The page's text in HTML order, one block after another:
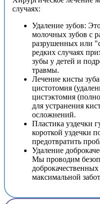
случаях:
Удаление зубов:
молочных зубов с
разрушенных или
редких случаях
зубы у детей и
травмы.
Лечение кисты
цистотомия
цистэктомия
для устранения
осложнений.
Пластика уздечки
короткой уздечки
предотвратить
Удаление
Мы проводим
максимальной